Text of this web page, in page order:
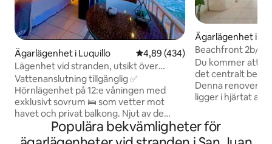
Ägarlägenhet i Luquillo 4,89 av 5 i genomsnittligt
4,89 (434)
Lägenhet vid stranden, utsikt över
havet, säng och stad + pool
Vattenanslutning tillgänglig ✅
Hörnlägenhet på 12:e våningen med
exklusivt sovrum 🛌 som vetter mot
havet och privat balkong. Njut av de
bästa soluppgångarna och
solnedgångarna från vår plats. Direkt
Ägarlägenhet i
Beachfront 2b/2b
Marbella *
Du kommer att
det centralt
Denna
ligger i hjärtat av
bäddsoffa och 2
med kabel,
Populära bekvämligheter för